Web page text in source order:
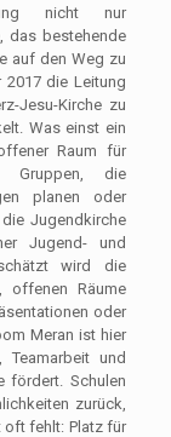
nicht nur
das bestehende
auf den Weg zu
die Leitung
Jesu-Kirche zu
Was einst ein
Raum für
Gruppen, die
planen oder
Jugendkirche
Jugend- und
wird die
offenen Räume
oder
Meran ist hier
und
fördert. Schulen
zurück,
oft fehlt: Platz für